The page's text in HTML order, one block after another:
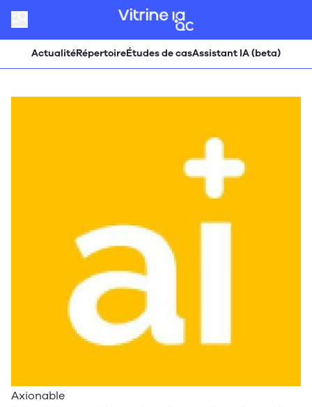
ActualitéRépertoireÉtudes de casAssistant IA (beta)
Axionable